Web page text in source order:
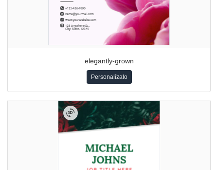
elegantly-grown
Personalízalo